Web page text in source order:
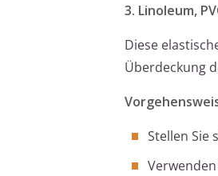
3. Linoleum,
Diese
Überdeckung
Stellen Sie